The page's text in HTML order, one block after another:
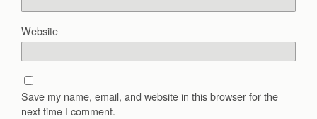
Website
Save my name, email, and website in this browser for the
next time I comment.